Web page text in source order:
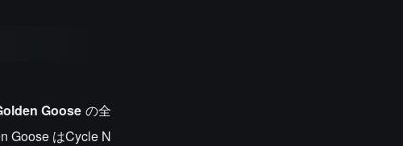
Goose の全
Goose はCycle N